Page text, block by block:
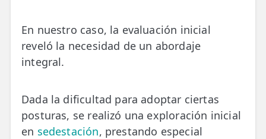
En nuestro caso, la evaluación inicial
reveló la necesidad de un abordaje
integral.
Dada la dificultad para adoptar ciertas
posturas, se realizó una exploración inicial
en sedestación, prestando especial